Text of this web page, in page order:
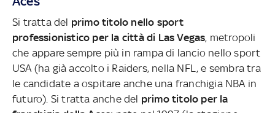
Si tratta del primo titolo nello sport
professionistico per la città di Las Vegas, metropoli
che appare sempre più in rampa di lancio nello sport
USA (ha già accolto i Raiders, nella NFL, e sembra tra
le candidate a ospitare anche una franchigia NBA in
futuro). Si tratta anche del primo titolo per la